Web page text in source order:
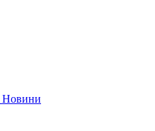
Новини